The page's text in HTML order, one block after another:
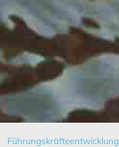
Führungskräfteentwicklung